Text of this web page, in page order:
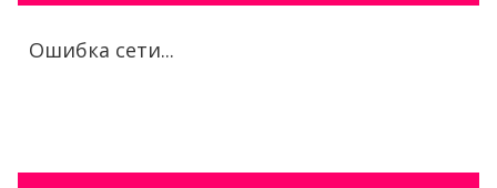
Ошибка сети...